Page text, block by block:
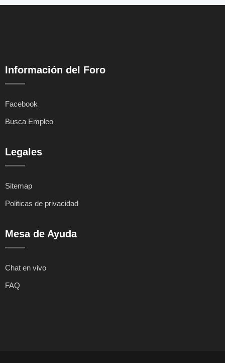
Información del Foro
Facebook
Busca Empleo
Legales
Sitemap
Politicas de privacidad
Mesa de Ayuda
Chat en vivo
FAQ